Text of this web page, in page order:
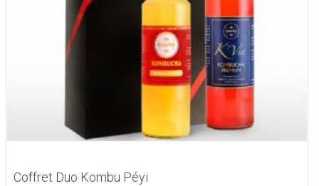
Coffret Duo Kombu Péyi